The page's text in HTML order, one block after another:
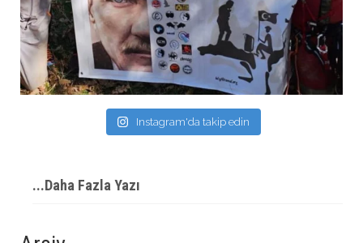
Instagram'da takip edin
...Daha Fazla Yazı